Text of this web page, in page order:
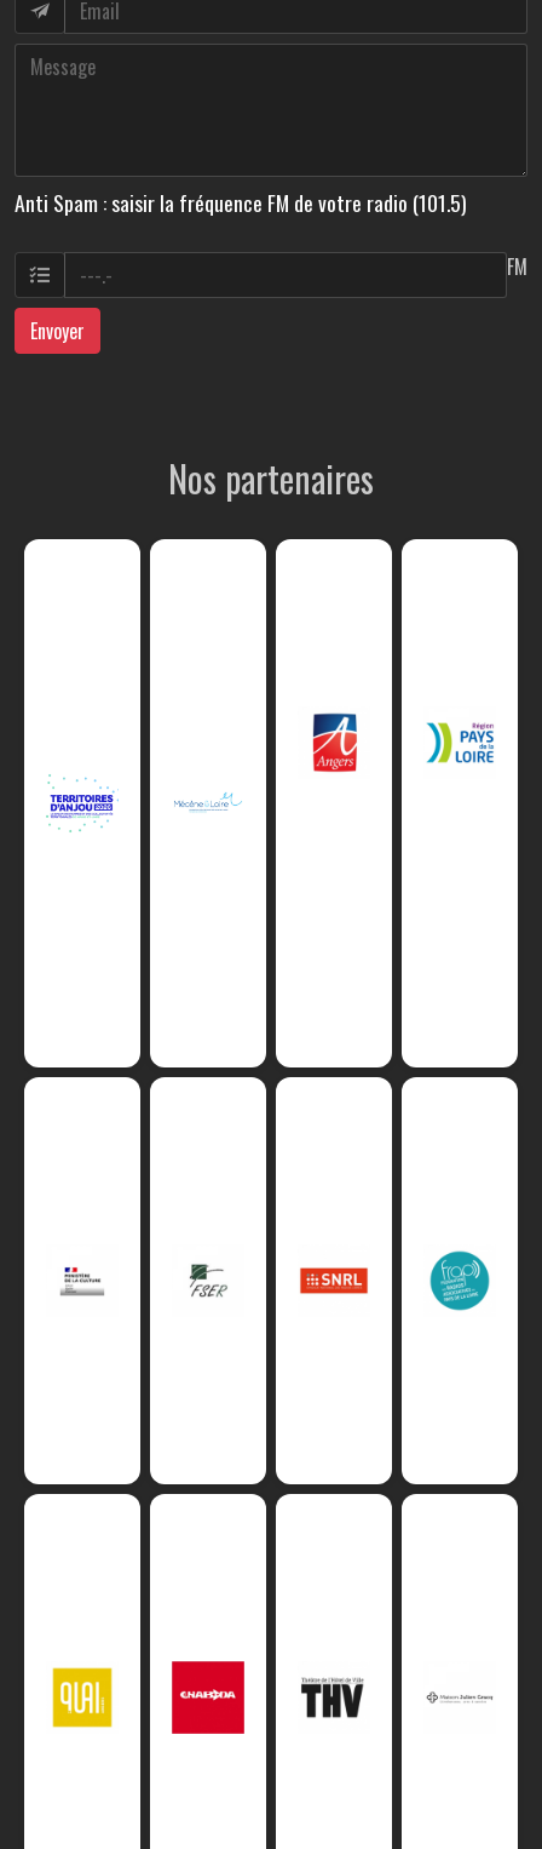
Anti Spam : saisir la fréquence FM de votre radio (101.5)
FM
Envoyer
Nos partenaires